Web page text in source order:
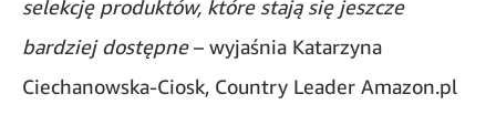
selekcję produktów, które stają się jeszcze
bardziej dostępne– wyjaśnia Katarzyna
Ciechanowska-Ciosk, Country Leader Amazon.pl